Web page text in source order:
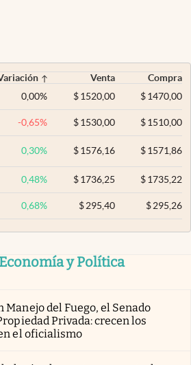
Venta
Compra
0,00% $ 1520,00 $1470,00
-0,65% $ 1530,00 $1510,00
0,30% $ 1576,16 $1571,86
0,48% $ 1736,25 $1735,22
0,68% $ 295,40 $295,26
y Política
Manejo del Fuego, el Senado
Privada: crecen los
el oficialismo